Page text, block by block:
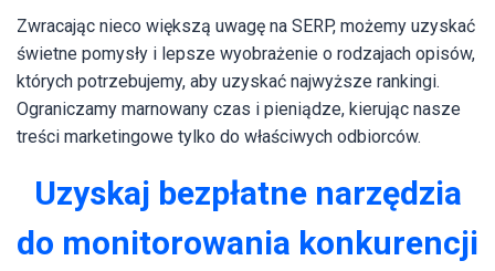
Zwracając nieco większą uwagę na SERP, możemy uzyskać
świetne pomysły i lepsze wyobrażenie o rodzajach opisów,
których potrzebujemy, aby uzyskać najwyższe rankingi.
Ograniczamy marnowany czas i pieniądze, kierując nasze
treści marketingowe tylko do właściwych odbiorców.
Uzyskaj bezpłatne narzędzia
do monitorowania konkurencji